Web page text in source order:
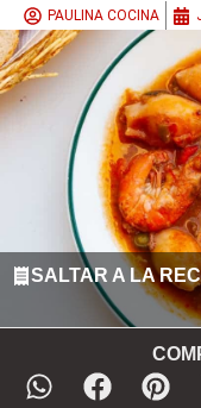
PAULINA COCINA
SALTAR A LA